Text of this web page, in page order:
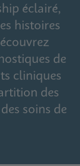
éclairé,
histoires
de
cliniques
des
soins de